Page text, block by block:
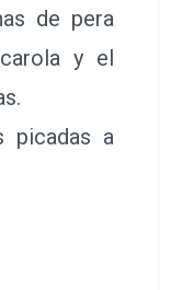
de pera
y el
a